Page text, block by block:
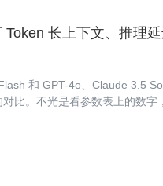
和 GPT-4o、Claude 3.5
比。不光是看参数表上的数字